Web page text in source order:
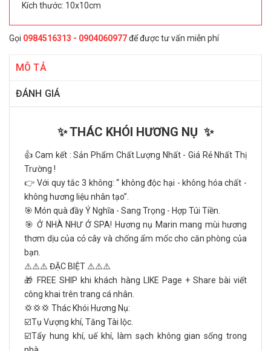
Kích thước: 10x10cm
Gọi 0984516313 - 0904060977để được tư vấn miễn phí
MÔ TẢ
ĐÁNH GIÁ
✨ THÁC KHÓI HƯƠNG NỤ ✨
👍 Cam kết : Sản Phẩm Chất Lượng Nhất - Giá Rẻ Nhất Thị
Trường !
👉 Với quy tắc 3 không: “ không độc hại - không hóa chất -
không hương liệu nhân tạo”.
️🎯 Món quà đầy Ý Nghĩa - Sang Trọng - Hợp Túi Tiền.
️🎯 Ở NHÀ NHƯ Ở SPA! Hương nụ Marin mang mùi hương
thơm dịu của cỏ cây và chống ẩm mốc cho căn phòng của
bạn.
⚠️⚠️⚠️ ĐẶC BIỆT ⚠️⚠️⚠️
🎁 FREE SHIP khi khách hàng LIKE Page + Share bài viết
công khai trên trang cá nhân.
💢💢💢 Thác Khói Hương Nụ:
☑️Tụ Vượng khí, Tăng Tài lộc.
☑️Tẩy hung khí, uế khí, làm sạch không gian sống trong